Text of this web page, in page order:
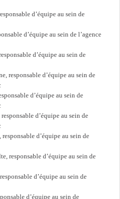
d’équipe au sein de
d’équipe au sein de l’agence
d’équipe au sein de
responsable d’équipe au sein de
d’équipe au sein de
d’équipe au sein de
d’équipe au sein de
responsable d’équipe au sein de
d’équipe au sein de
d’équipe au sein de